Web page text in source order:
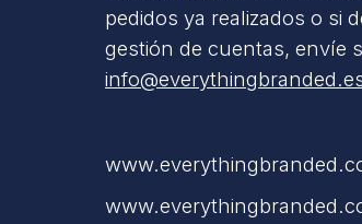
pedidos ya realizados o si
gestión de cuentas, envíe